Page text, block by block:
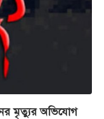
মৃত্যুর অভিযোগ